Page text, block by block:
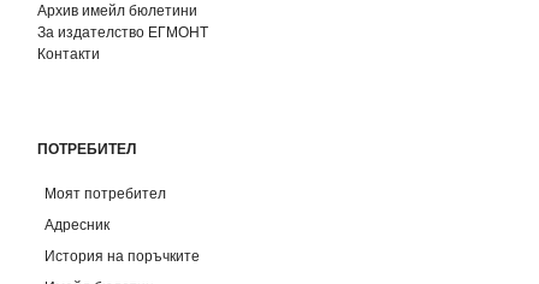
Архив имейл бюлетини
За издателство ЕГМОНТ
Контакти
ПОТРЕБИТЕЛ
Моят потребител
Адресник
История на поръчките